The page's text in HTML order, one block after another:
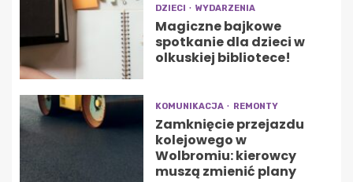
DZIECI WYDARZENIA
Magiczne bajkowe
spotkanie dla dzieci w
olkuskiej bibliotece!
KOMUNIKACJA REMONTY
Zamknięcie przejazdu
kolejowego w
Wolbromiu: kierowcy
muszą zmienić plany